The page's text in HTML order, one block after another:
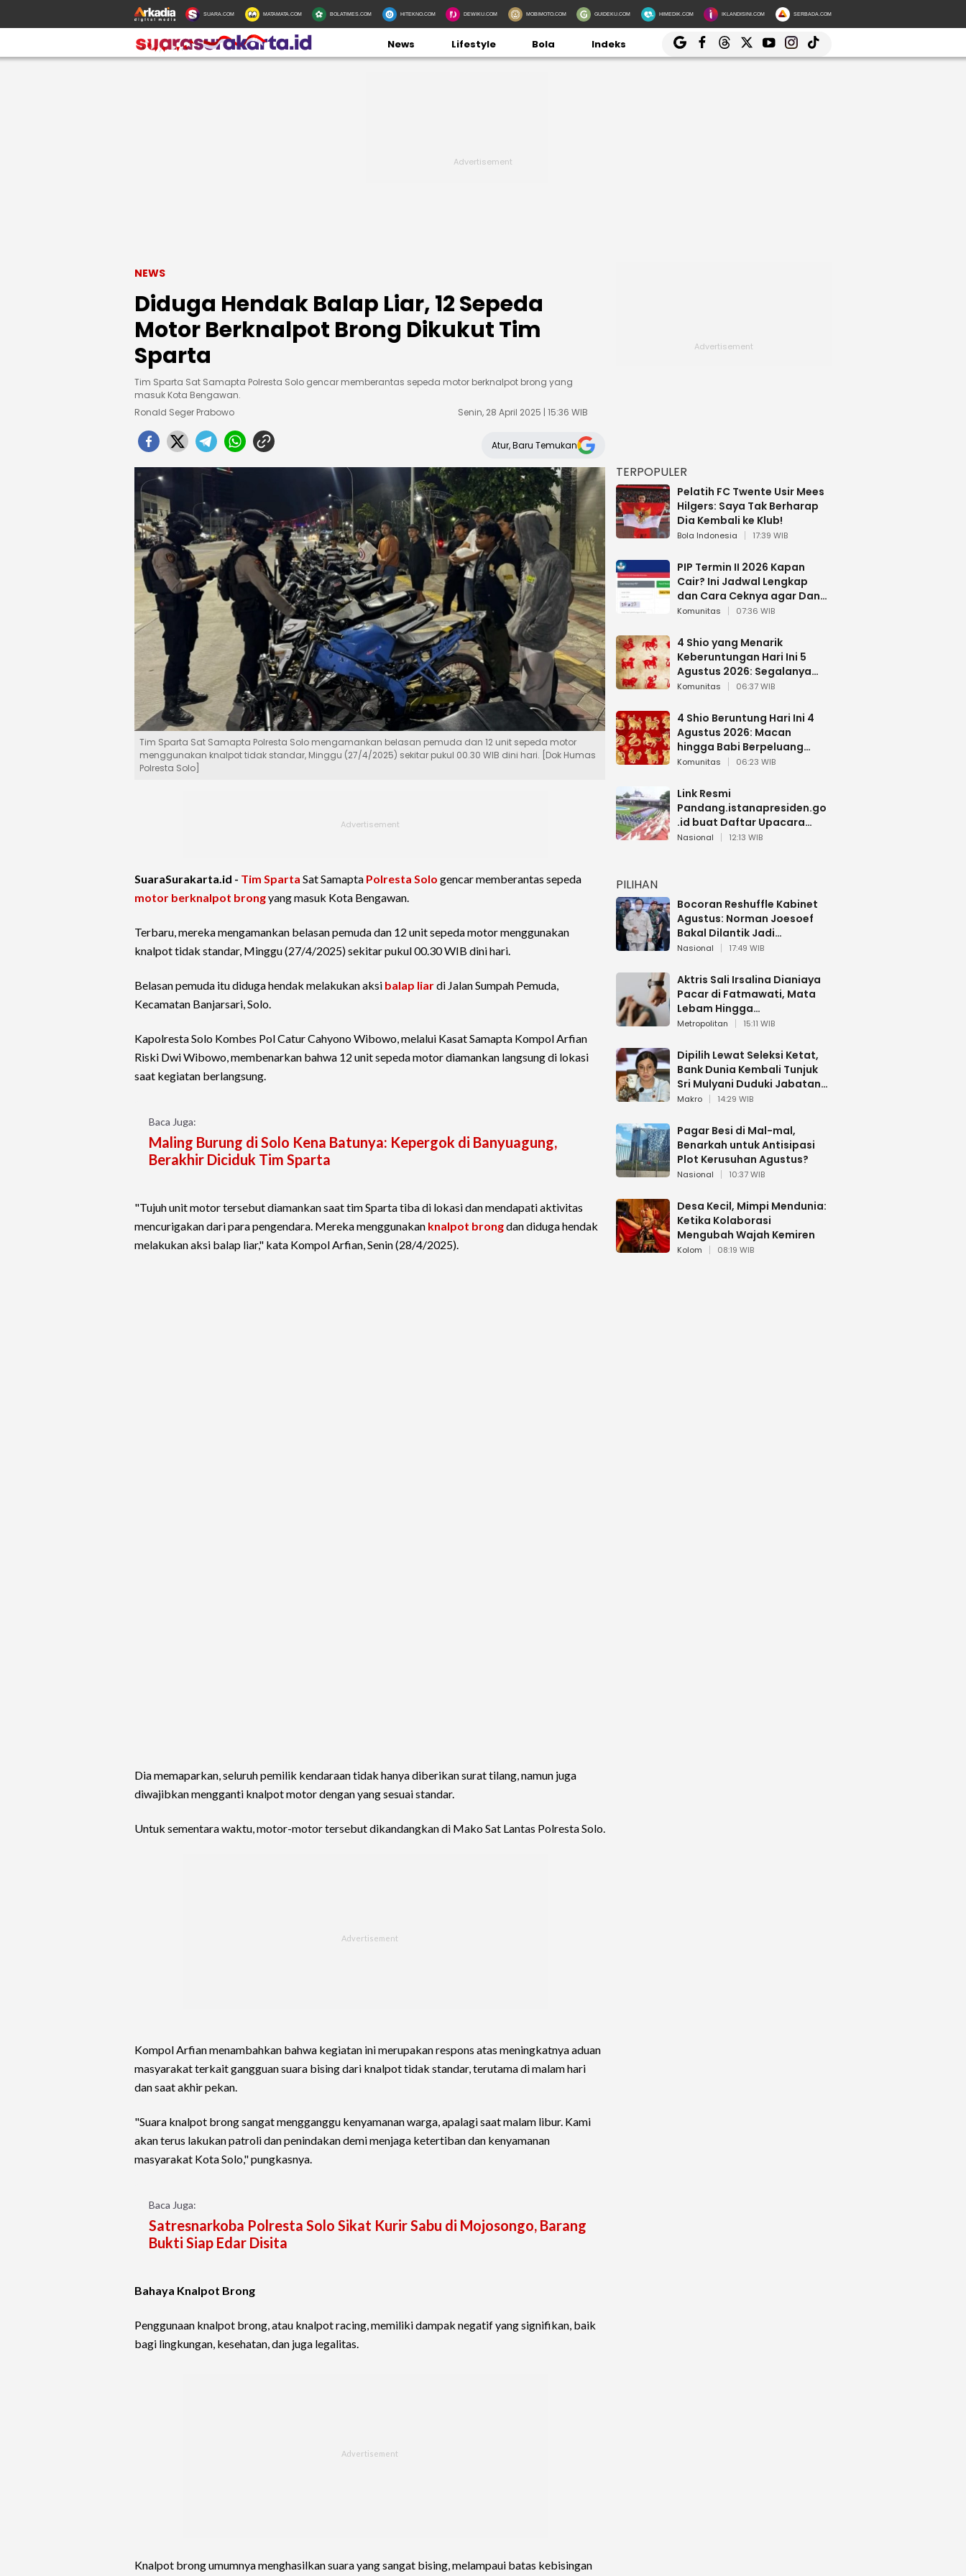
SUARA.COM MATAMATA.COM BOLATIMES.COM HITEKNO.COM DEWIKU.COM MOBIMOTO.COM GUIDEKU.COM HIMEDIK.COM IKLANDISINI.COM SERBADA.COM
News Lifestyle Bola Indeks
NEWS
Diduga Hendak Balap Liar, 12 Sepeda
Motor Berknalpot Brong Dikukut Tim
Sparta
Tim Sparta Sat Samapta Polresta Solo gencar memberantas sepeda motor berknalpot brong yang
masuk Kota Bengawan.
Ronald Seger Prabowo
Senin, 28 April 2025 | 15:36 WIB
Atur, Baru Temukan
Tim Sparta Sat Samapta Polresta Solo mengamankan belasan pemuda dan 12 unit sepeda motor
menggunakan knalpot tidak standar, Minggu (27/4/2025) sekitar pukul 00.30 WIB dini hari. [Dok Humas
Polresta Solo]
SuaraSurakarta.id - Tim Sparta Sat Samapta Polresta Solo gencar memberantas sepeda
motor berknalpot brongyang masuk Kota Bengawan.
Terbaru, mereka mengamankan belasan pemuda dan 12 unit sepeda motor menggunakan
knalpot tidak standar, Minggu (27/4/2025) sekitar pukul 00.30 WIB dini hari.
Belasan pemuda itu diduga hendak melakukan aksi balap liardi Jalan Sumpah Pemuda,
Kecamatan Banjarsari, Solo.
Kapolresta Solo Kombes Pol Catur Cahyono Wibowo, melalui Kasat Samapta Kompol Arfian
Riski Dwi Wibowo, membenarkan bahwa 12 unit sepeda motor diamankan langsung di lokasi
saat kegiatan berlangsung.
Baca Juga:
Maling Burung di Solo Kena Batunya: Kepergok di Banyuagung,
Berakhir Diciduk Tim Sparta
"Tujuh unit motor tersebut diamankan saat tim Sparta tiba di lokasi dan mendapati aktivitas
mencurigakan dari para pengendara. Mereka menggunakan knalpot brongdan diduga hendak
melakukan aksi balap liar," kata Kompol Arfian, Senin (28/4/2025).
Dia memaparkan, seluruh pemilik kendaraan tidak hanya diberikan surat tilang, namun juga
diwajibkan mengganti knalpot motor dengan yang sesuai standar.
Untuk sementara waktu, motor-motor tersebut dikandangkan di Mako Sat Lantas Polresta Solo.
Kompol Arfian menambahkan bahwa kegiatan ini merupakan respons atas meningkatnya aduan
masyarakat terkait gangguan suara bising dari knalpot tidak standar, terutama di malam hari
dan saat akhir pekan.
"Suara knalpot brong sangat mengganggu kenyamanan warga, apalagi saat malam libur. Kami
akan terus lakukan patroli dan penindakan demi menjaga ketertiban dan kenyamanan
masyarakat Kota Solo," pungkasnya.
Baca Juga:
Satresnarkoba Polresta Solo Sikat Kurir Sabu di Mojosongo, Barang
Bukti Siap Edar Disita
Bahaya Knalpot Brong
Penggunaan knalpot brong, atau knalpot racing, memiliki dampak negatif yang signifikan, baik
bagi lingkungan, kesehatan, dan juga legalitas.
Knalpot brong umumnya menghasilkan suara yang sangat bising, melampaui batas kebisingan
TERPOPULER
Pelatih FC Twente Usir Mees
Hilgers: Saya Tak Berharap
Dia Kembali ke Klub!
Bola Indonesia 17:39 WIB
PIP Termin II 2026 Kapan
Cair? Ini Jadwal Lengkap
dan Cara Ceknya agar Dana
Tidak Hangus!
Komunitas 07:36 WIB
4 Shio yang Menarik
Keberuntungan Hari Ini 5
Agustus 2026: Segalanya
Berjalan Lancar
Komunitas 06:37 WIB
4 Shio Beruntung Hari Ini 4
Agustus 2026: Macan
hingga Babi Berpeluang
Dapat Kabar Baik
Komunitas 06:23 WIB
Link Resmi
Pandang.istanapresiden.go
.id buat Daftar Upacara
Bendera HUT RI di Istana
Nasional 12:13 WIB
PILIHAN
Bocoran Reshuffle Kabinet
Agustus: Norman Joesoef
Bakal Dilantik Jadi
Wamenhan RI
Nasional 17:49 WIB
Aktris Sali Irsalina Dianiaya
Pacar di Fatmawati, Mata
Lebam Hingga
Diselamatkan Polantas
Metropolitan 15:11 WIB
Dipilih Lewat Seleksi Ketat,
Bank Dunia Kembali Tunjuk
Sri Mulyani Duduki Jabatan
Strategis
Makro 14:29 WIB
Pagar Besi di Mal-mal,
Benarkah untuk Antisipasi
Plot Kerusuhan Agustus?
Nasional 10:37 WIB
Desa Kecil, Mimpi Mendunia:
Ketika Kolaborasi
Mengubah Wajah Kemiren
Kolom 08:19 WIB